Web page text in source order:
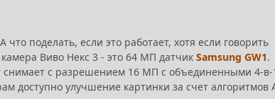
поделать, если это работает, хотя если говорить
Виво Некс 3 - это 64 МП датчик Samsung GW1.
снимает с разрешением 16 МП с объединенными 4-в-
доступно улучшение картинки за счет алгоритмов